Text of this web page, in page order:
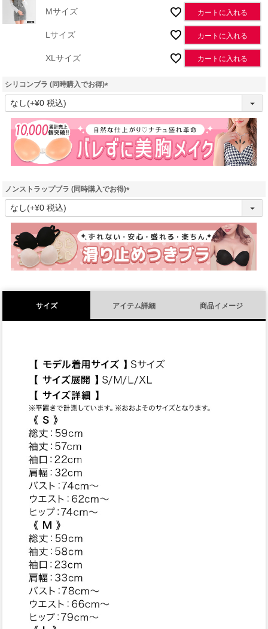
Mサイズ カートに入れる
Lサイズ カートに入れる
XLサイズ カートに入れる
シリコンブラ (同時購入でお得)
(
須
)
ノンストラップブラ (同時購入でお得)
(
須
)
サイズ アイテム詳細 商品イメージ